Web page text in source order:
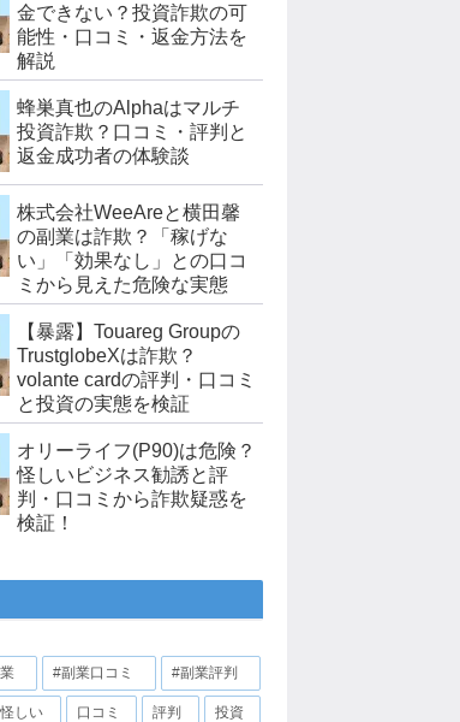
金できない？投資詐欺の可
能性・口コミ・返金方法を
解説
蜂巣真也のAlphaはマルチ
投資詐欺？口コミ・評判と
返金成功者の体験談
株式会社WeeAreと横田馨
の副業は詐欺？「稼げな
い」「効果なし」との口コ
ミから見えた危険な実態
【暴露】Touareg Groupの
TrustglobeXは詐欺？
volante cardの評判・口コミ
と投資の実態を検証
オリーライフ(P90)は危険？
怪しいビジネス勧誘と評
判・口コミから詐欺疑惑を
検証！
#副業口コミ #副業評判
しい 口コミ 評判 投資